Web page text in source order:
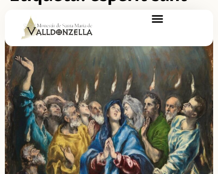
Pentecosta